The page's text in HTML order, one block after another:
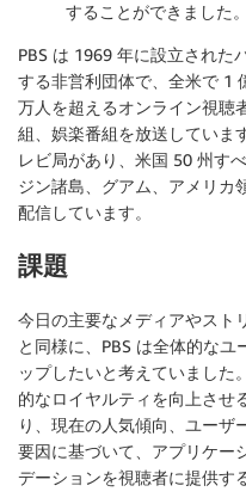
することができました。
PBS は 1969 年に設立された
する非営利団体で、全米で 1
万人を超えるオンライン視聴
組、娯楽番組を放送していま
レビ局があり、米国 50 州す
ジン諸島、グアム、アメリカ
配信しています。
課題
今日の主要なメディアやスト
と同様に、PBS は全体的な
ップしたいと考えていました
的なロイヤルティを向上させ
り、現在の人気傾向、ユーザ
要因に基づいて、アプリケー
デーションを視聴者に提供す